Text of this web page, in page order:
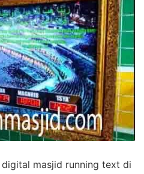
masjid running text di